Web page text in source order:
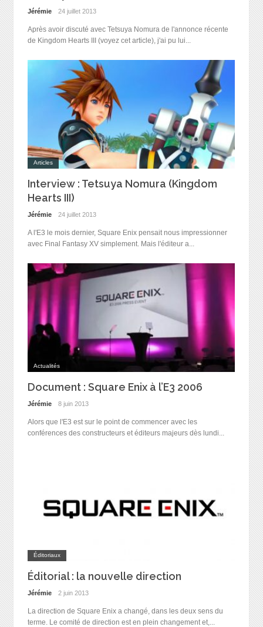
Jérémie 24 juillet 2013
Après avoir discuté avec Tetsuya Nomura de l'annonce récente
de Kingdom Hearts III (voyez cet article), j'ai pu lui...
Articles
Interview : Tetsuya Nomura (Kingdom
Hearts III)
Jérémie 24 juillet 2013
A l'E3 le mois dernier, Square Enix pensait nous impressionner
avec Final Fantasy XV simplement. Mais l'éditeur a...
Actualités
Document : Square Enix à l’E3 2006
Jérémie 8 juin 2013
Alors que l'E3 est sur le point de commencer avec les
conférences des constructeurs et éditeurs majeurs dès lundi...
Éditoriaux
Éditorial : la nouvelle direction
Jérémie 2 juin 2013
La direction de Square Enix a changé, dans les deux sens du
terme. Le comité de direction est en plein changement et,...